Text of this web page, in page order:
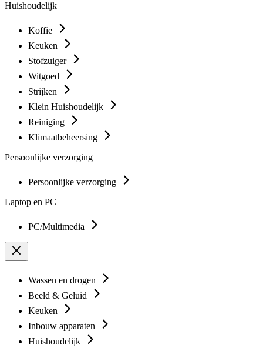
Huishoudelijk
Koffie
Keuken
Stofzuiger
Witgoed
Strijken
Klein Huishoudelijk
Reiniging
Klimaatbeheersing
Persoonlijke verzorging
Persoonlijke verzorging
Laptop en PC
PC/Multimedia
Wassen en drogen
Beeld & Geluid
Keuken
Inbouw apparaten
Huishoudelijk